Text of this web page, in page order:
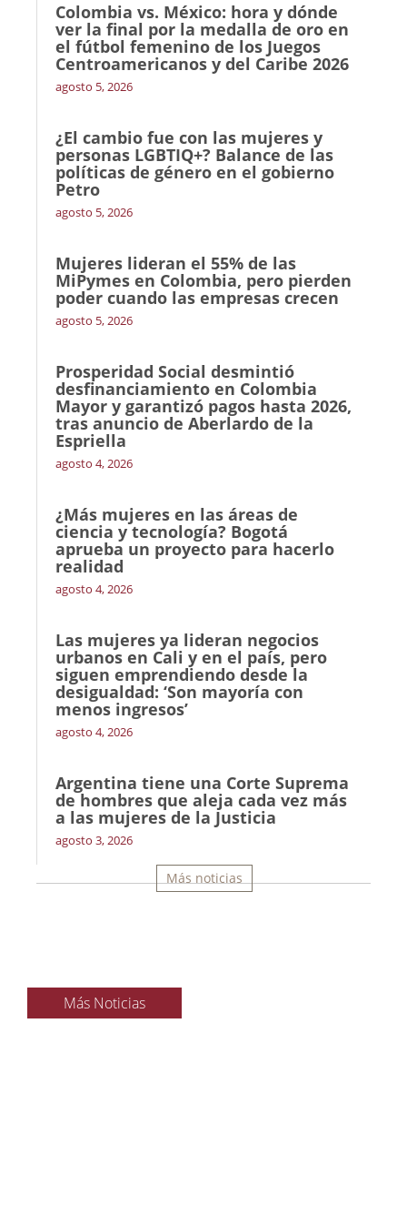
Colombia vs. México: hora y dónde
ver la final por la medalla de oro en
el fútbol femenino de los Juegos
Centroamericanos y del Caribe 2026
agosto 5, 2026
¿El cambio fue con las mujeres y
personas LGBTIQ+? Balance de las
políticas de género en el gobierno
Petro
agosto 5, 2026
Mujeres lideran el 55% de las
MiPymes en Colombia, pero pierden
poder cuando las empresas crecen
agosto 5, 2026
Prosperidad Social desmintió
desfinanciamiento en Colombia
Mayor y garantizó pagos hasta 2026,
tras anuncio de Aberlardo de la
Espriella
agosto 4, 2026
¿Más mujeres en las áreas de
ciencia y tecnología? Bogotá
aprueba un proyecto para hacerlo
realidad
agosto 4, 2026
Las mujeres ya lideran negocios
urbanos en Cali y en el país, pero
siguen emprendiendo desde la
desigualdad: ‘Son mayoría con
menos ingresos’
agosto 4, 2026
Argentina tiene una Corte Suprema
de hombres que aleja cada vez más
a las mujeres de la Justicia
agosto 3, 2026
Más noticias
Más Noticias